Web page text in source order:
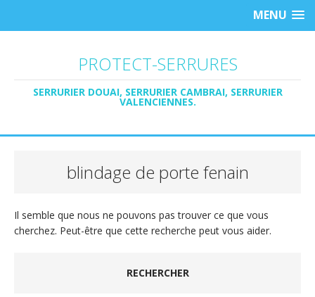
MENU
PROTECT-SERRURES
SERRURIER DOUAI, SERRURIER CAMBRAI, SERRURIER
VALENCIENNES.
blindage de porte fenain
Il semble que nous ne pouvons pas trouver ce que vous
cherchez. Peut-être que cette recherche peut vous aider.
RECHERCHER